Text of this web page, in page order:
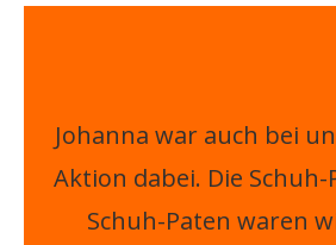
Johanna war auch bei
Aktion dabei. Die
Schuh-Paten waren